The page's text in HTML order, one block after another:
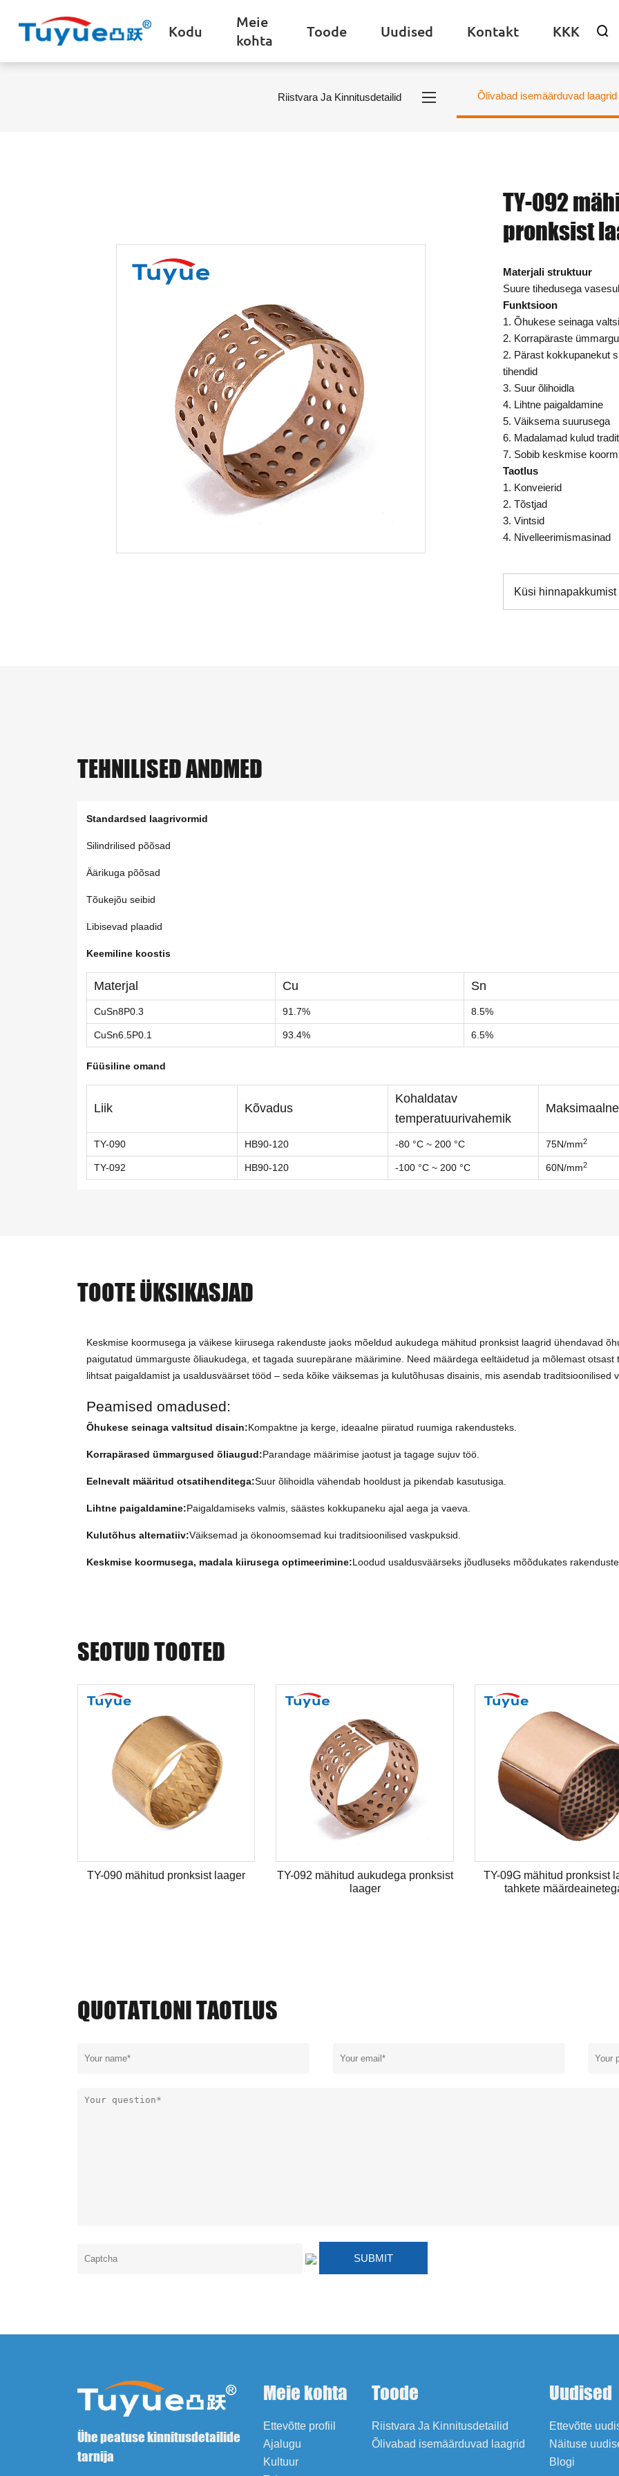
Kodu
Meie
kohta
Toode Uudised Kontakt KKK 
Riistvara Ja Kinnitusdetailid Õlivabad isemäärduvad laagrid
TY-092
pronksist
Materjali struktuur
Suure tihedusega
Funktsioon
1. Õhukese seinaga
2. Korrapäraste
2. Pärast kokkupanekut
tihendid
3. Suur õlihoidla
4. Lihtne paigaldamine
5. Väiksema suurusega
6. Madalamad kulud
7. Sobib keskmise
Taotlus
1. Konveierid
2. Tõstjad
3. Vintsid
4. Nivelleerimismasinad
Küsi hinnapakkumist
TEHNILISED ANDMED
Standardsed laagrivormid
Silindrilised põõsad
Äärikuga põõsad
Tõukejõu seibid
Libisevad plaadid
Keemiline koostis
Materjal Cu Sn
CuSn8P0.3 91.7% 8.5%
CuSn6.5P0.1 93.4% 6.5%
Füüsiline omand
Liik Kõvadus
Kohaldatav
temperatuurivahemik
TY-090 HB90-120 -80 °C ~ 200 °C 75N/mm2
TY-092 HB90-120 -100 °C ~ 200 °C 60N/mm2
TOOTE ÜKSIKASJAD
Keskmise koormusega ja väikese kiirusega rakenduste jaoks mõeldud aukudega mähitud pronksist laagrid ühendavad
paigutatud ümmarguste õliaukudega, et tagada suurepärane määrimine. Need määrdega eeltäidetud ja mõlemast
lihtsat paigaldamist ja usaldusväärset tööd – seda kõike väiksemas ja kulutõhusas disainis, mis asendab traditsioonilised
Peamised omadused:
Õhukese seinaga valtsitud disain:Kompaktne ja kerge, ideaalne piiratud ruumiga rakendusteks.
Korrapärased ümmargused õliaugud:Parandage määrimise jaotust ja tagage sujuv töö.
Eelnevalt määritud otsatihenditega:Suur õlihoidla vähendab hooldust ja pikendab kasutusiga.
Lihtne paigaldamine:Paigaldamiseks valmis, säästes kokkupaneku ajal aega ja vaeva.
Kulutõhus alternatiiv:Väiksemad ja ökonoomsemad kui traditsioonilised vaskpuksid.
Keskmise koormusega, madala kiirusega optimeerimine:Loodud usaldusväärseks jõudluseks mõõdukates
SEOTUD TOOTED
TY-090 mähitud pronksist laager
TY-092 mähitud aukudega pronksist
laager
TY-09G mähitud pronksist
tahkete
QUOTATLONI TAOTLUS
Ühe peatuse kinnitusdetailide
tarnija
Meie kohta
Ettevõtte profiil
Ajalugu
Kultuur
Toode
Riistvara Ja Kinnitusdetailid
Õlivabad isemäärduvad laagrid
Uudised
Ettevõtte
Näituse
Blogi